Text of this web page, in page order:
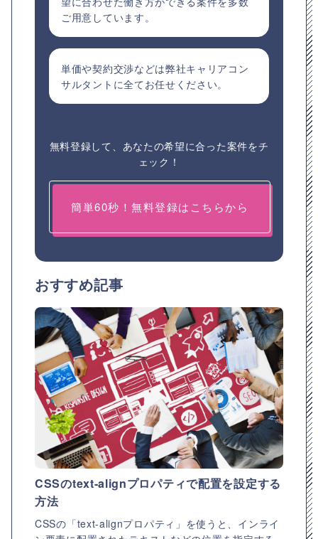
ご用意しています。
単価や契約交渉などは弊社キャリアコン
サルタントに全てお任せください。
無料登録して、あなたの希望に合った案件をチ
ェック！
簡単60秒！無料登録はこちらから
おすすめ記事
CSSのtext-alignプロパティで配置を設定する
方法
CSSの「text-alignプロパティ」を使うと、インライ